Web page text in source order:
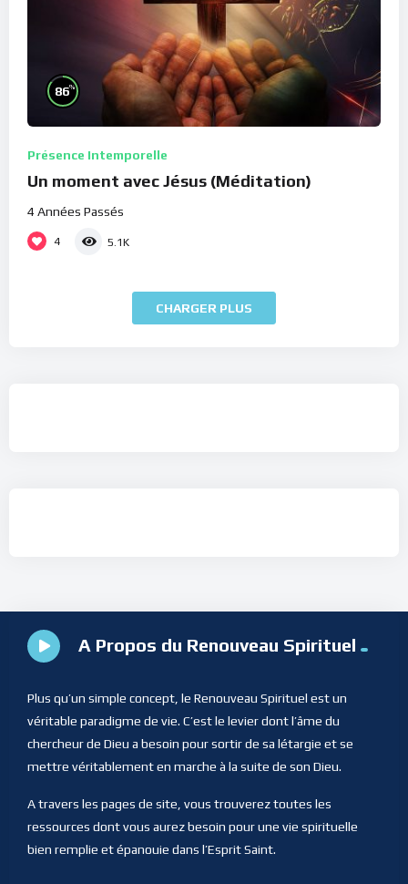
86%
Présence Intemporelle
Un moment avec Jésus (Méditation)
4 Années Passés
4 5.1K
CHARGER PLUS
A Propos du Renouveau Spirituel
Plus qu’un simple concept, le Renouveau Spirituel est un
véritable paradigme de vie. C’est le levier dont l’âme du
chercheur de Dieu a besoin pour sortir de sa létargie et se
mettre véritablement en marche à la suite de son Dieu.
A travers les pages de site, vous trouverez toutes les
ressources dont vous aurez besoin pour une vie spirituelle
bien remplie et épanouie dans l’Esprit Saint.